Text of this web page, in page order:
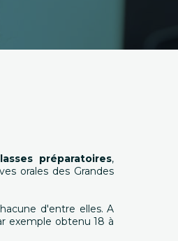
préparatoires,
orales des Grandes
d'entre elles. A
exemple obtenu 18 à